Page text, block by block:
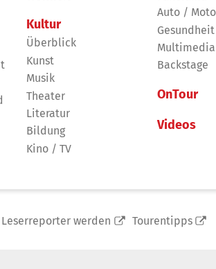
Kultur
Überblick
Kunst
Musik
Theater
Literatur
Bildung
Kino / TV
Auto /
Gesundheit
Multimedia
Backstage
OnTour
Videos
Leserreporter werden Tourentipps